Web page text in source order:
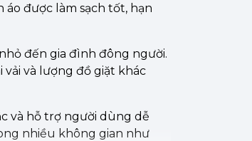
được làm sạch tốt, hạn
đến gia đình đông người.
và lượng đồ giặt khác
và hỗ trợ người dùng dễ
nhiều không gian như